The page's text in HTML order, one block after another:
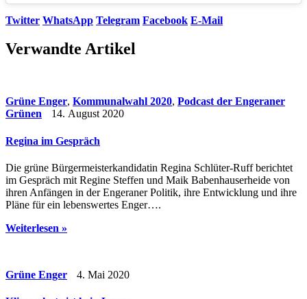
Twitter WhatsApp Telegram Facebook E-Mail
Verwandte Artikel
Grüne Enger, Kommunalwahl 2020, Podcast der Engeraner
Grünen
14. August 2020
Regina im Gespräch
Die grüne Bürgermeisterkandidatin Regina Schlüter-Ruff berichtet
im Gespräch mit Regine Steffen und Maik Babenhauserheide von
ihren Anfängen in der Engeraner Politik, ihre Entwicklung und ihre
Pläne für ein lebenswertes Enger….
Weiterlesen »
Grüne Enger 4. Mai 2020